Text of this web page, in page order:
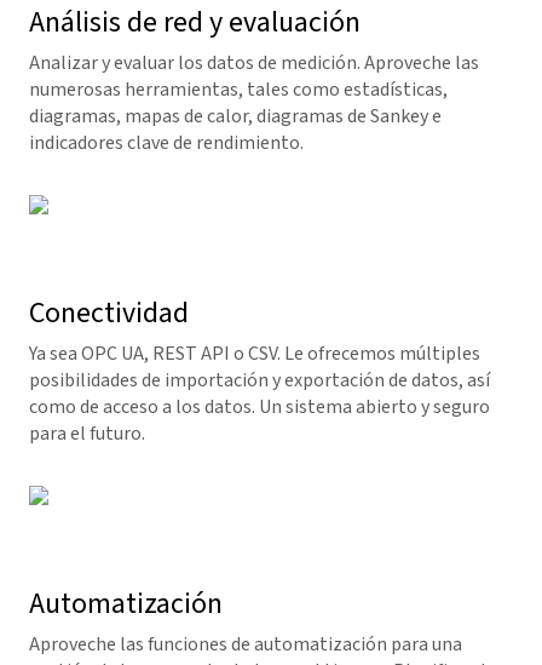
Análisis de red y evaluación
Analizar y evaluar los datos de medición. Aproveche las
numerosas herramientas, tales como estadísticas,
diagramas, mapas de calor, diagramas de Sankey e
indicadores clave de rendimiento.
Conectividad
Ya sea OPC UA, REST API o CSV. Le ofrecemos múltiples
posibilidades de importación y exportación de datos, así
como de acceso a los datos. Un sistema abierto y seguro
para el futuro.
Automatización
Aproveche las funciones de automatización para una